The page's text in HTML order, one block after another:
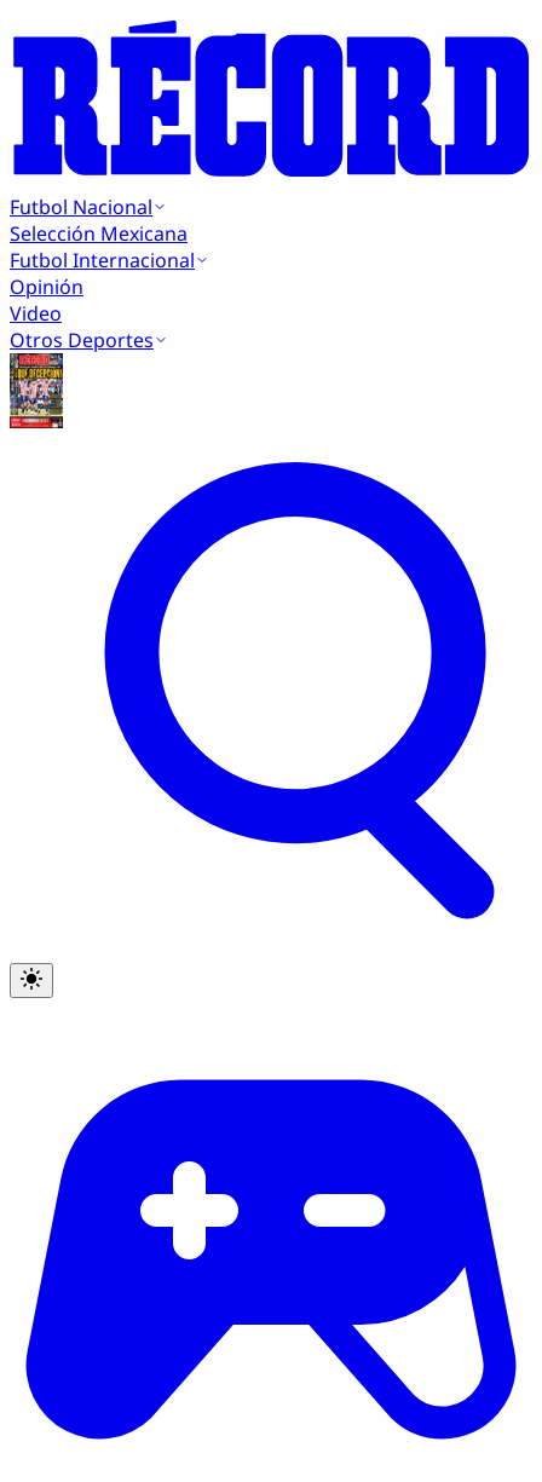
Futbol Nacional
Selección Mexicana
Futbol Internacional
Opinión
Video
Otros Deportes